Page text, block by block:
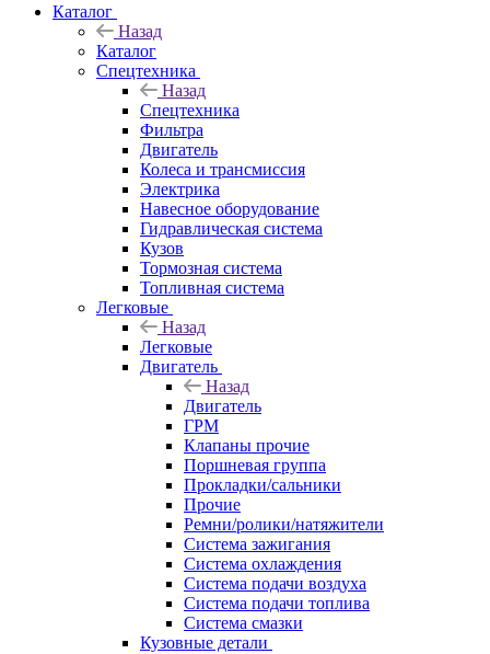
Каталог
Назад
Каталог
Спецтехника
Назад
Спецтехника
Фильтра
Двигатель
Колеса и трансмиссия
Электрика
Навесное оборудование
Гидравлическая система
Кузов
Тормозная система
Топливная система
Легковые
Назад
Легковые
Двигатель
Назад
Двигатель
ГРМ
Клапаны прочие
Поршневая группа
Прокладки/сальники
Прочие
Ремни/ролики/натяжители
Система зажигания
Система охлаждения
Система подачи воздуха
Система подачи топлива
Система смазки
Кузовные детали